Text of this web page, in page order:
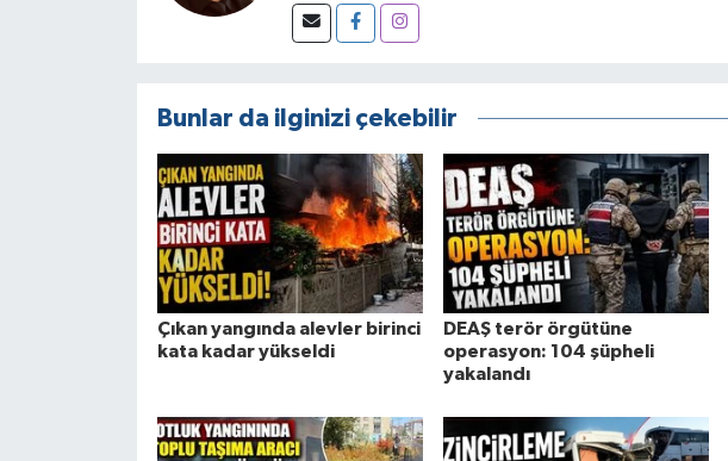
Bunlar da ilginizi çekebilir
Çıkan yangında alevler birinci
kata kadar yükseldi
DEAŞ terör örgütüne
operasyon: 104 şüpheli
yakalandı